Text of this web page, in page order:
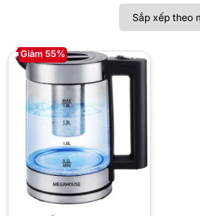
Giảm 55%